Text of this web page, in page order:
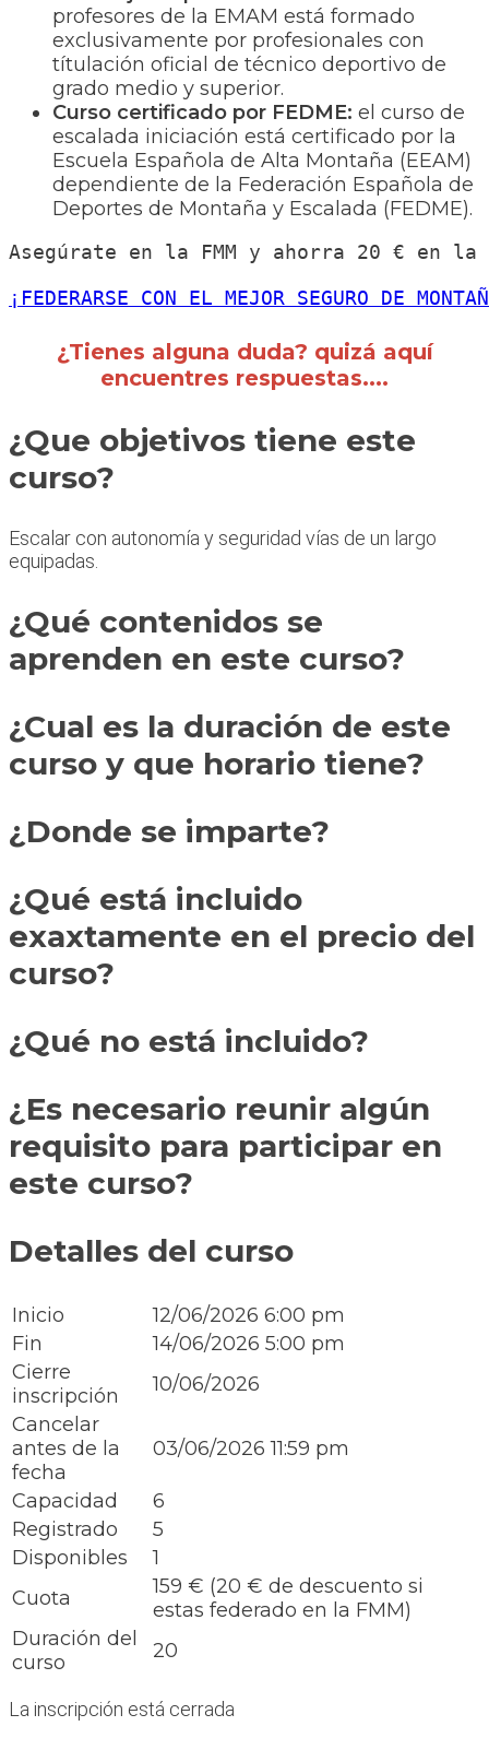
profesores de la EMAM está formado
exclusivamente por profesionales con
títulación oficial de técnico deportivo de
grado medio y superior.
Curso certificado por FEDME: el curso de
escalada iniciación está certificado por la
Escuela Española de Alta Montaña (EEAM)
dependiente de la Federación Española de
Deportes de Montaña y Escalada (FEDME).
Asegúrate en la FMM y ahorra 20 € en
¡FEDERARSE CON EL MEJOR SEGURO DE
¿Tienes alguna duda? quizá aquí
encuentres respuestas....
¿Que objetivos tiene este
curso?
Escalar con autonomía y seguridad vías de un largo
equipadas.
¿Qué contenidos se
aprenden en este curso?
¿Cual es la duración de este
curso y que horario tiene?
¿Donde se imparte?
¿Qué está incluido
exaxtamente en el precio del
curso?
¿Qué no está incluido?
¿Es necesario reunir algún
requisito para participar en
este curso?
Detalles del curso
Inicio
12/06/2026 6:00 pm
Fin
14/06/2026 5:00 pm
Cierre
inscripción
10/06/2026
Cancelar
antes de la
fecha
03/06/2026 11:59 pm
Capacidad
6
Registrado
5
Disponibles
1
Cuota
159 € (20 € de descuento si
estas federado en la FMM)
Duración del
curso
20
La inscripción está cerrada